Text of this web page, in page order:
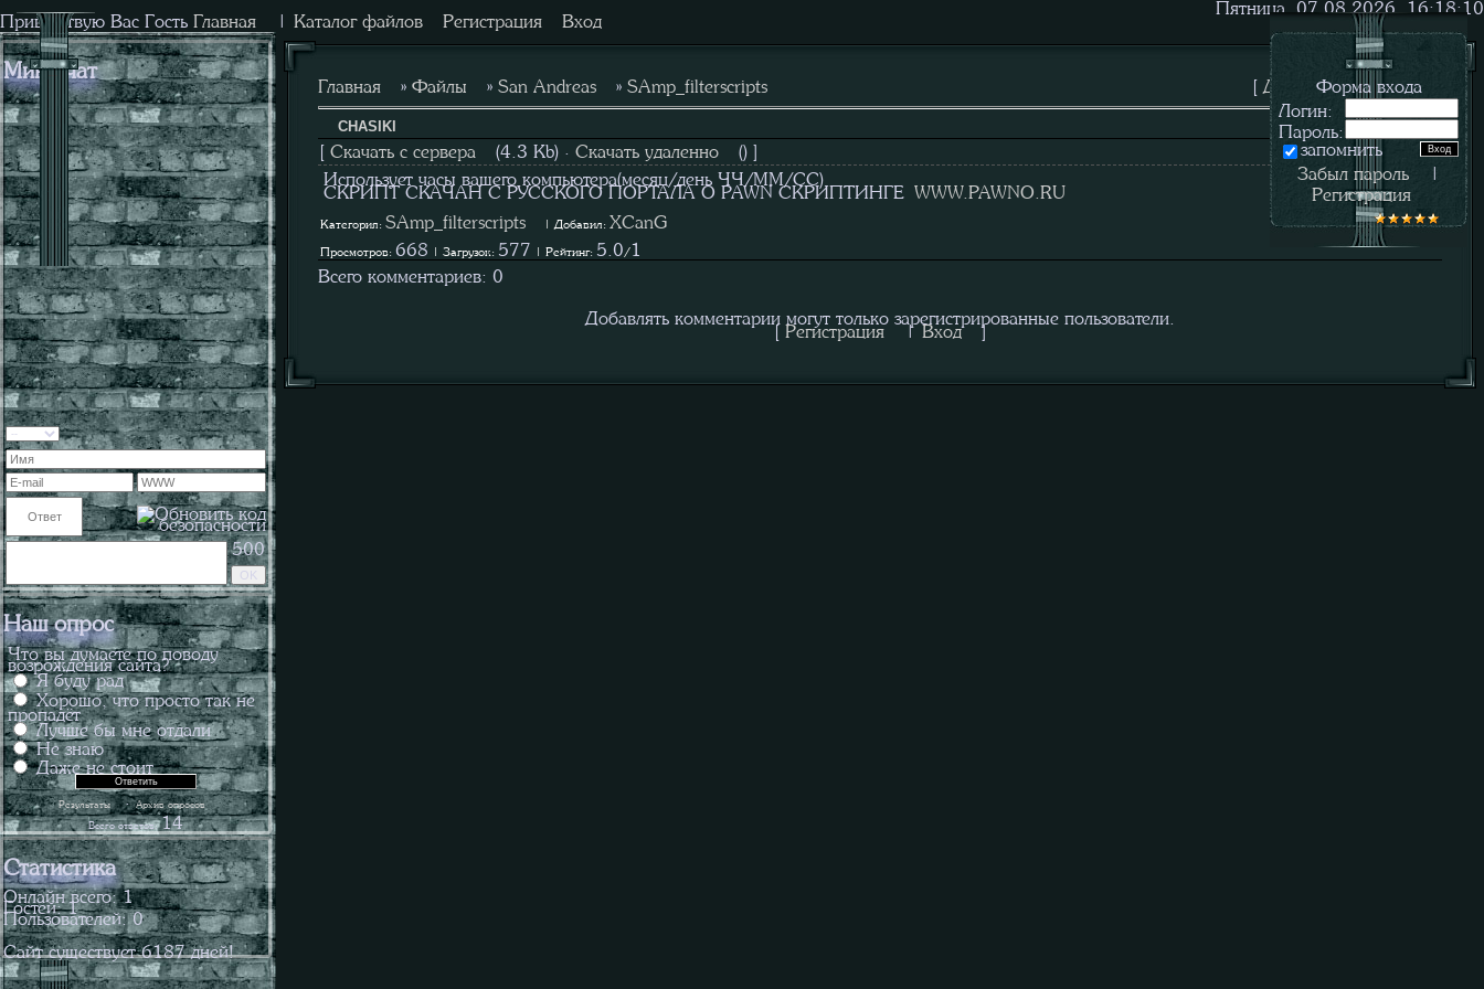
Пятница, 07.08.2026, 16:18:10
Приветствую Вас Гость Главная Каталог файлов Регистрация Вход
Форма входа
Логин:
Пароль:
запомнить
Забыл пароль
Регистрация
Мини-чат
500
Наш опрос
Что вы думаете по поводу
возрождения сайта?
Я буду рад
Хорошо, что просто так не
пропадёт
Лучше бы мне отдали
Не знаю
Даже не стоит
Результаты ·Архив опросов
Всего ответов:14
Статистика
Онлайн всего: 1
Гостей:1
Пользователей:0
Сайт существует6187дней!
Главная » Файлы » San Andreas » SAmp_filterscripts [ Добавить материал
CHASIKI
[ Скачать с сервера (4.3 Kb) · Скачать удаленно () ] 21.06.2009, 19:44:54
Использует часы вашего компьютера(месяц/день ЧЧ/ММ/СС)
СКРИПТ СКАЧАН С РУССКОГО ПОРТАЛА О PAWN СКРИПТИНГЕ WWW.PAWNO.RU
Категория: SAmp_filterscripts | Добавил: XCanG
Просмотров: 668 | Загрузок: 577 | Рейтинг: 5.0 / 1
Всего комментариев: 0
Добавлять комментарии могут только зарегистрированные пользователи.
[ Регистрация | Вход ]